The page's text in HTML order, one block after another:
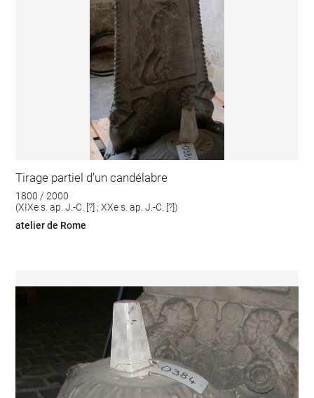
Tirage partiel d’un candélabre
1800 / 2000
(XIXe s. ap. J.-C. [?] ; XXe s. ap. J.-C. [?])
atelier de Rome